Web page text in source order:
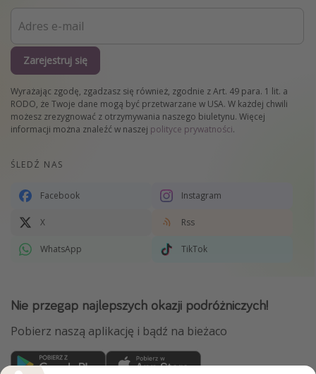
Zarejestruj się
Wyrażając zgodę, zgadzasz się również, zgodnie z Art. 49 para. 1 lit. a
RODO, że Twoje dane mogą być przetwarzane w USA. W każdej chwili
możesz zrezygnować z otrzymywania naszego biuletynu. Więcej
informacji można znaleźć w naszej polityce prywatności.
ŚLEDŹ NAS
Facebook Instagram
X Rss
WhatsApp TikTok
Nie przegap najlepszych okazji podróżniczych!
Pobierz naszą aplikację i bądź na bieżaco